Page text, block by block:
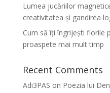
Lumea jucăriilor
creativitatea și gandirea
Cum să îți îngrijești florile
proaspete mai mult timp
Recent Comments
Adi3PAS on Poezia lui